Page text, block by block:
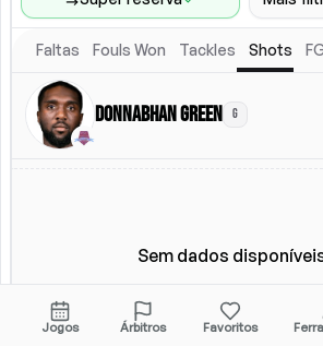
Faixa de jogos
Ultimos 60 jogos
Competicoes
Ligas(3)
Faltas Fouls Won Tackles Shots
Donnabhan Green G
Sem dados
Jogos Árbitros Favoritos